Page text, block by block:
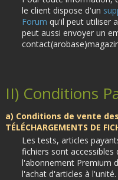
le client dispose d'un
Forum qu'il peut utiliser
peut aussi envoyer un
II) Conditions
a) Conditions de vente des
TÉLÉCHARGEMENTS DE
Les tests, articles
fichiers sont accessibles
l'abonnement Premium
l'achat d'articles à l'unité.